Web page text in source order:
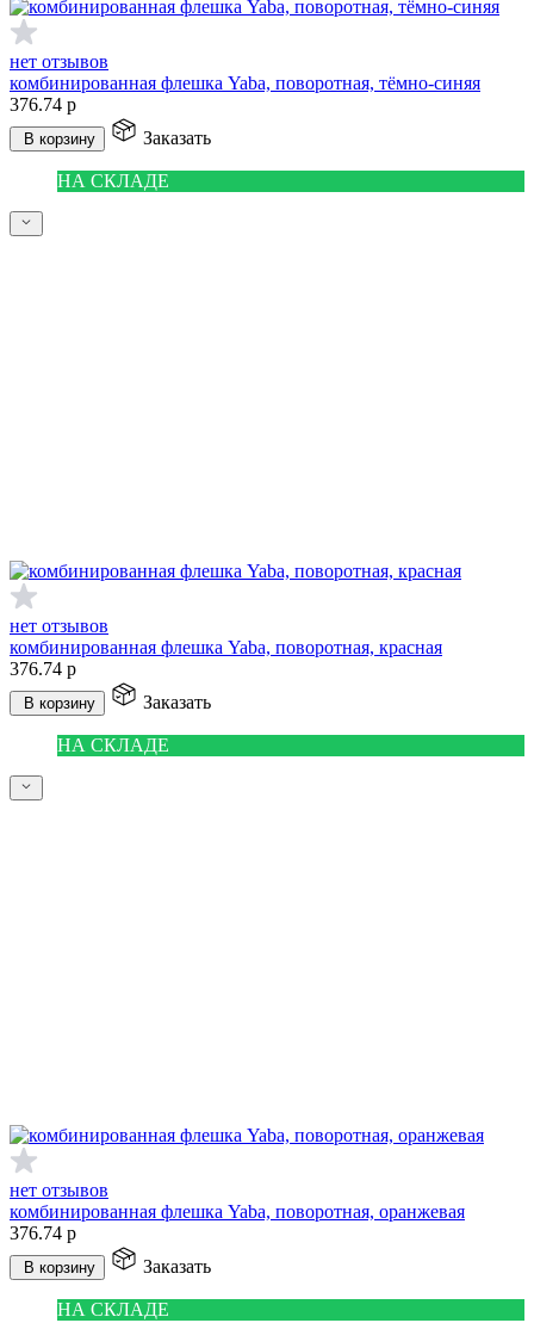
нет отзывов
комбинированная флешка Yaba, поворотная, тёмно-синяя
376.74 р
В корзину Заказать
НА СКЛАДЕ
нет отзывов
комбинированная флешка Yaba, поворотная, красная
376.74 р
В корзину Заказать
НА СКЛАДЕ
нет отзывов
комбинированная флешка Yaba, поворотная, оранжевая
376.74 р
В корзину Заказать
НА СКЛАДЕ